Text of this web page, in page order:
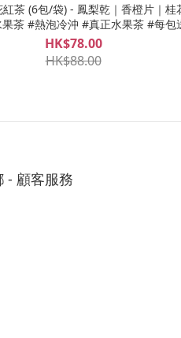
片｜桂花｜阿
茶 #熱泡冷沖 #真正水果茶 #每包
HK$78.00
HK$88.00
- 顧客服務